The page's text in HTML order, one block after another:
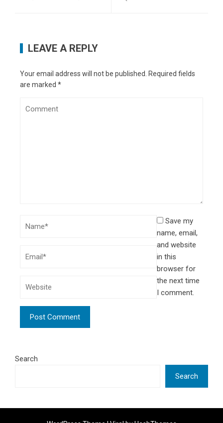
LEAVE A REPLY
Your email address will not be published.
Required fields
are marked *
Save my
name, email,
and website
in this
browser for
the next time
I comment.
Search
Search